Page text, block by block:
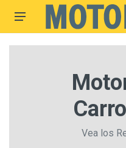
Vea los